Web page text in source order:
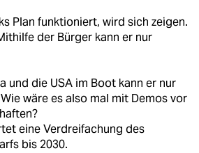
Plan funktioniert, wird sich zeigen.
der Bürger kann er nur
und die USA im Boot kann er nur
wäre es also mal mit Demos vor
eine Verdreifachung des
bis 2030.